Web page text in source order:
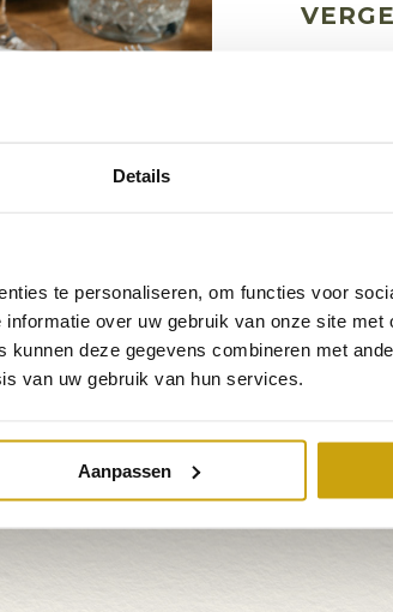
Details
te personaliseren, om functies voor
over uw gebruik van onze site met
deze gegevens combineren met
van uw gebruik van hun services.
Aanpassen
Op onze
event, van
reizen, en
bijzondere
iedereen,
momenten.
Facebook en